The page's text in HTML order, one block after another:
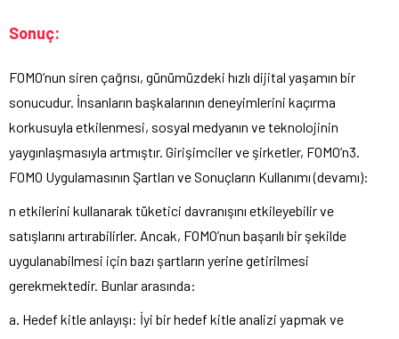
Sonuç:
FOMO’nun siren çağrısı, günümüzdeki hızlı dijital yaşamın bir
sonucudur. İnsanların başkalarının deneyimlerini kaçırma
korkusuyla etkilenmesi, sosyal medyanın ve teknolojinin
yaygınlaşmasıyla artmıştır. Girişimciler ve şirketler, FOMO’n3.
FOMO Uygulamasının Şartları ve Sonuçların Kullanımı (devamı):
n etkilerini kullanarak tüketici davranışını etkileyebilir ve
satışlarını artırabilirler. Ancak, FOMO’nun başarılı bir şekilde
uygulanabilmesi için bazı şartların yerine getirilmesi
gerekmektedir. Bunlar arasında:
a. Hedef kitle anlayışı: İyi bir hedef kitle analizi yapmak ve